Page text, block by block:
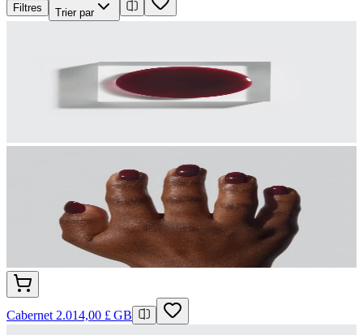
Filtres Trier par
Cabernet 2.014,00 £ GB